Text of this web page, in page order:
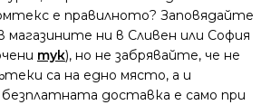
е правилното? Заповядайте
магазините ни в Сливен или София
тук), но не забрявайте, че не
са на едно място, а и
доставка е само при